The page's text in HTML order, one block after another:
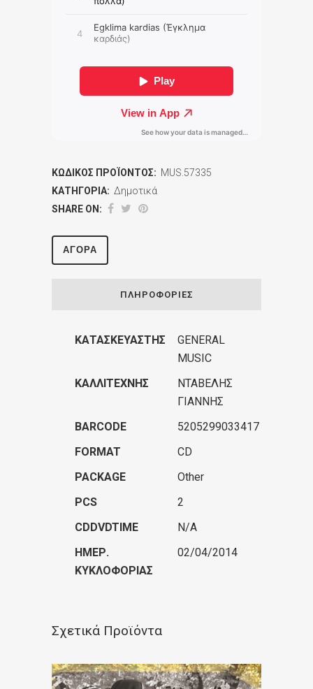
ΚΩΔΙΚΌΣ ΠΡΟΪΌΝΤΟΣ: MUS.57335
ΚΑΤΗΓΟΡΊΑ: Δημοτικά
SHARE ON:
ΑΓΟΡΆ
ΠΛΗΡΟΦΟΡΊΕΣ
ΚΑΤΑΣΚΕΥΑΣΤΉΣ
GENERAL
MUSIC
ΚΑΛΛΙΤΈΧΝΗΣ
ΝΤΑΒΕΛΗΣ
ΓΙΑΝΝΗΣ
BARCODE
5205299033417
FORMAT
CD
PACKAGE
Other
PCS
2
CDDVDTIME
N/A
ΗΜΕΡ.
ΚΥΚΛΟΦΟΡΊΑΣ
02/04/2014
Σχετικά Προϊόντα